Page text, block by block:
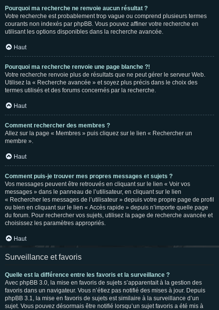
Pourquoi ma recherche ne renvoie aucun résultat ?
Votre recherche est probablement trop vague ou comprend plusieurs termes
courants non indexés par phpBB. Vous pouvez affiner votre recherche en
utilisant les options disponibles dans la recherche avancée.
Haut
Pourquoi ma recherche renvoie une page blanche ?!
Votre recherche renvoie plus de résultats que ne peut gérer le serveur Web.
Utilisez la « Recherche avancée » et soyez plus précis dans le choix des
termes utilisés et des forums concernés par la recherche.
Haut
Comment rechercher des membres ?
Allez sur la page « Membres » puis cliquez sur le lien « Rechercher un
membre ».
Haut
Comment puis-je trouver mes propres messages et sujets ?
Vos messages peuvent être retrouvés en cliquant sur le lien « Voir vos
messages » dans le panneau de l’utilisateur, en cliquant sur le lien
« Rechercher les messages de l’utilisateur » depuis votre propre page de profil
ou bien en cliquant sur le lien « Accès rapide » depuis n’importe quelle page
du forum. Pour rechercher vos sujets, utilisez la page de recherche avancée et
choisissez les paramètres appropriés.
Haut
Surveillance et favoris
Quelle est la différence entre les favoris et la surveillance ?
Avec phpBB 3.0, la mise en favoris de sujets s’apparentait à la gestion des
favoris dans un navigateur. Vous n’étiez pas notifié des mises à jour. Depuis
phpBB 3.1, la mise en favoris de sujets est similaire à la surveillance d’un
sujet. Vous pouvez désormais être notifié lorsqu’un sujet favoris a été mis à